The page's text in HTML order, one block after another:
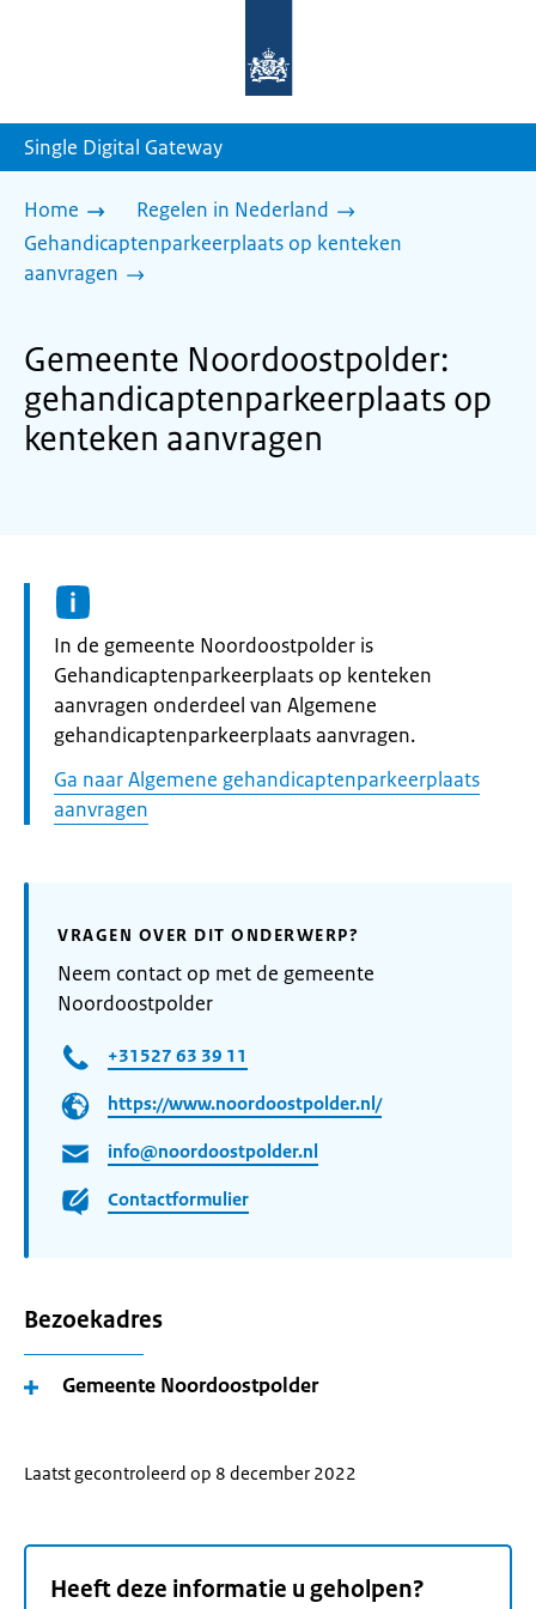
homepage
Single Digital Gateway
Home
Regelen in Nederland
Gehandicaptenparkeerplaats op kenteken
aanvragen
Gemeente Noordoostpolder:
gehandicaptenparkeerplaats op
kenteken aanvragen
Informatie:
In de gemeente Noordoostpolder is
Gehandicaptenparkeerplaats op kenteken
aanvragen onderdeel van Algemene
gehandicaptenparkeerplaats aanvragen.
Ga naar Algemene gehandicaptenparkeerplaats
aanvragen
VRAGEN OVER DIT ONDERWERP?
Neem contact op met de gemeente
Noordoostpolder
+31527 63 39 11
https://www.noordoostpolder.nl/
info@noordoostpolder.nl
Contactformulier
Bezoekadres
Gemeente Noordoostpolder
Laatst gecontroleerd op 8 december 2022
Heeft deze informatie u geholpen?